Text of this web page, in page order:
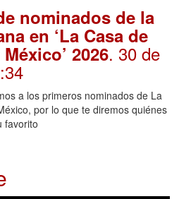
nominados de la
en ‘La Casa de
2026. 30 de
a los primeros nominados de La
por lo que te diremos quiénes
favorito